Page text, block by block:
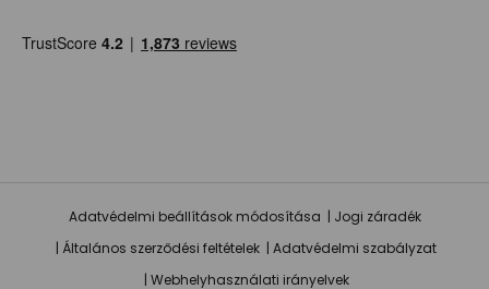
Adatvédelmi beállítások módosítása
Jogi záradék
Általános szerződési feltételek
Adatvédelmi szabályzat
Webhelyhasználati irányelvek